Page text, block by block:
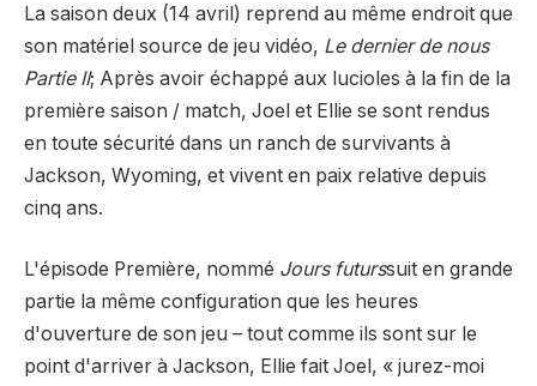
La saison deux (14 avril) reprend au même endroit que
son matériel source de jeu vidéo, Le dernier de nous
Partie II; Après avoir échappé aux lucioles à la fin de la
première saison / match, Joel et Ellie se sont rendus
en toute sécurité dans un ranch de survivants à
Jackson, Wyoming, et vivent en paix relative depuis
cinq ans.
L'épisode Première, nommé Jours futurssuit en grande
partie la même configuration que les heures
d'ouverture de son jeu – tout comme ils sont sur le
point d'arriver à Jackson, Ellie fait Joel, « jurez-moi